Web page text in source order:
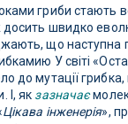
гриби стають
досить швидко
що наступна
У світі
до мутації
І, як зазначає
Цікава інженерія»,